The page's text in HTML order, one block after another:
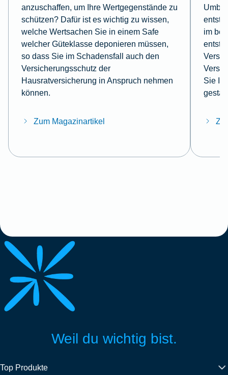
anzuschaffen, um Ihre Wertgegenstände zu
schützen? Dafür ist es wichtig zu wissen,
welche Wertsachen Sie in einem Safe
welcher Güteklasse deponieren müssen,
so dass Sie im Schadensfall auch den
Versicherungsschutz der
Hausratversicherung in Anspruch nehmen
können.
Zum Magazinartikel
im
Sie
Weil du wichtig bist.
Top Produkte